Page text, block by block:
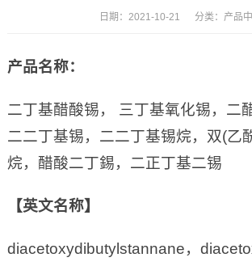
日期：2021-10-21 分类： 产品
产品名称：
二丁基醋酸锡， 三丁基氧化锡，二
二二丁基锡，二二丁基锡烷，双(乙
烷，醋酸二丁錫，二正丁基二锡
【英文名称】
diacetoxydibutylstannane，